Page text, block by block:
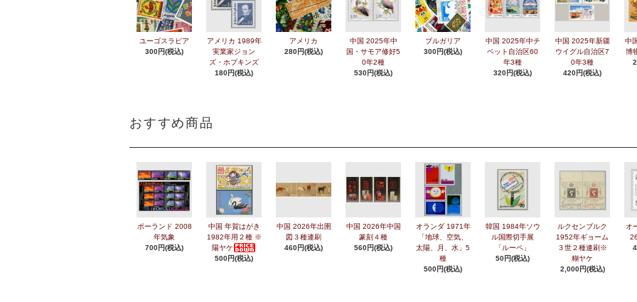
ユーゴスラビア
300円(税込)
アメリカ 1989年
実業家ジョン
ズ・ホプキンズ
180円(税込)
アメリカ
280円(税込)
中国 2025年中
国・サモア修好5
0年2種
530円(税込)
ブルガリア
300円(税込)
中国 2025年中チ
ベット自治区60
年3種
320円(税込)
中国 2025年新疆
ウイグル自治区7
0年3種
420円(税込)
中
博
おすすめ商品
ポーランド 2008
年気象
700円(税込)
中国 年賀はがき
1982年用２種 ※
陽ヤケ
500円(税込)
中国 2026年出圉
図３種連刷
460円(税込)
中国 2026年中国
篆刻４種
560円(税込)
オランダ 1971年
「地球、空気、
太陽、月、水」5
種
500円(税込)
韓国 1984年ソウ
ル国際切手展
「ルーペ」
50円(税込)
ルクセンブルク
1952年ギョーム
３世２種連刷※
糊ヤケ
2,000円(税込)
オ